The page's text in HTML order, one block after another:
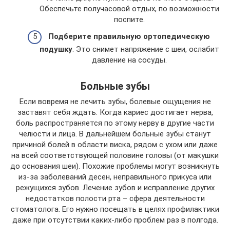
Обеспечьте получасовой отдых, по возможности
поспите.
Подберите правильную ортопедическую
подушку. Это снимет напряжение с шеи, ослабит
давление на сосуды.
Больные зубы
Если вовремя не лечить зубы, болевые ощущения не
заставят себя ждать. Когда кариес достигает нерва,
боль распространяется по этому нерву в другие части
челюсти и лица. В дальнейшем больные зубы станут
причиной болей в области виска, рядом с ухом или даже
на всей соответствующей половине головы (от макушки
до основания шеи). Похожие проблемы могут возникнуть
из-за заболеваний десен, неправильного прикуса или
режущихся зубов. Лечение зубов и исправление других
недостатков полости рта – сфера деятельности
стоматолога. Его нужно посещать в целях профилактики
даже при отсутствии каких-либо проблем раз в полгода.